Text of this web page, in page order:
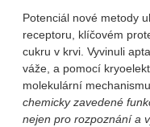
Potenciál nové metody
receptoru, klíčovém
cukru v krvi. Vyvinuli
váže, a pomocí
molekulární
chemicky zavedené
nejen pro rozpoznání a